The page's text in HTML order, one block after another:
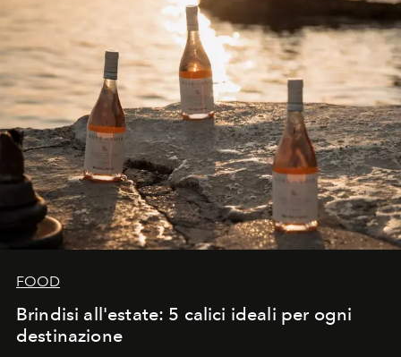
FOOD
Brindisi all'estate: 5 calici ideali per ogni
destinazione